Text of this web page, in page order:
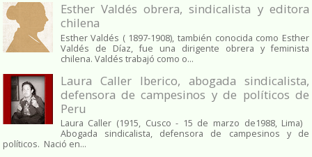
Esther Valdés obrera, sindicalista y editora
chilena
Esther Valdés ( 1897-1908), también conocida como Esther
Valdés de Díaz, fue una dirigente obrera y feminista
chilena. Valdés trabajó como o...
Laura Caller Iberico, abogada sindicalista,
defensora de campesinos y de políticos de
Peru
Laura Caller (1915, Cusco - 15 de marzo de1988, Lima)
Abogada sindicalista, defensora de campesinos y de
políticos. Nació en...